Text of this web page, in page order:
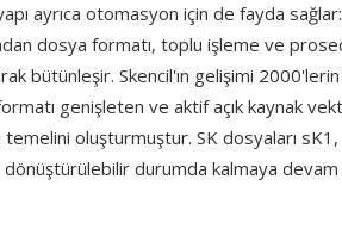
ayrıca otomasyon için de fayda sağlar:
dosya formatı, toplu işleme ve
bütünleşir. Skencil'ın gelişimi
genişleten ve aktif açık kaynak
oluşturmuştur. SK dosyaları
dönüştürülebilir durumda kalmaya